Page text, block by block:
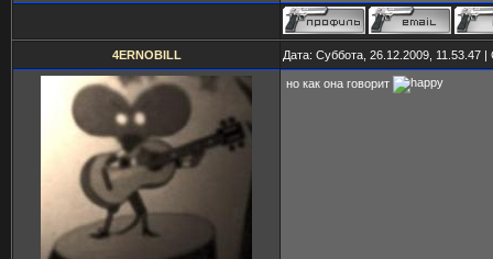
4ERNOBILL Дата: Суббота, 26.12.2009, 11.53.47
но как она говорит